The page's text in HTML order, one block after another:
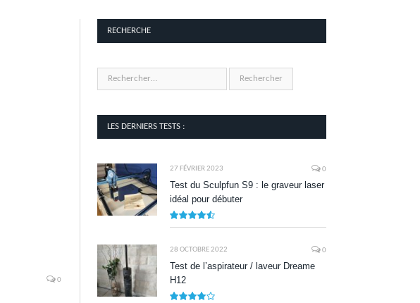
0
RECHERCHE
LES DERNIERS TESTS :
27 FÉVRIER 2023 0
Test du Sculpfun S9 : le graveur laser
idéal pour débuter
28 OCTOBRE 2022 0
Test de l’aspirateur / laveur Dreame
H12